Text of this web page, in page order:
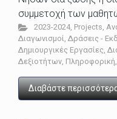
συμμετοχή των
2023-2024, Projects,
Διαγωνισμοί, Δράσεις -
Δημιουργικές Εργασίες,
Δεξιοτήτων, Πληροφορική,
Διαβάστε